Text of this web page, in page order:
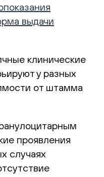
выдачи
клинические
у разных
от штамма
проявления
случаях